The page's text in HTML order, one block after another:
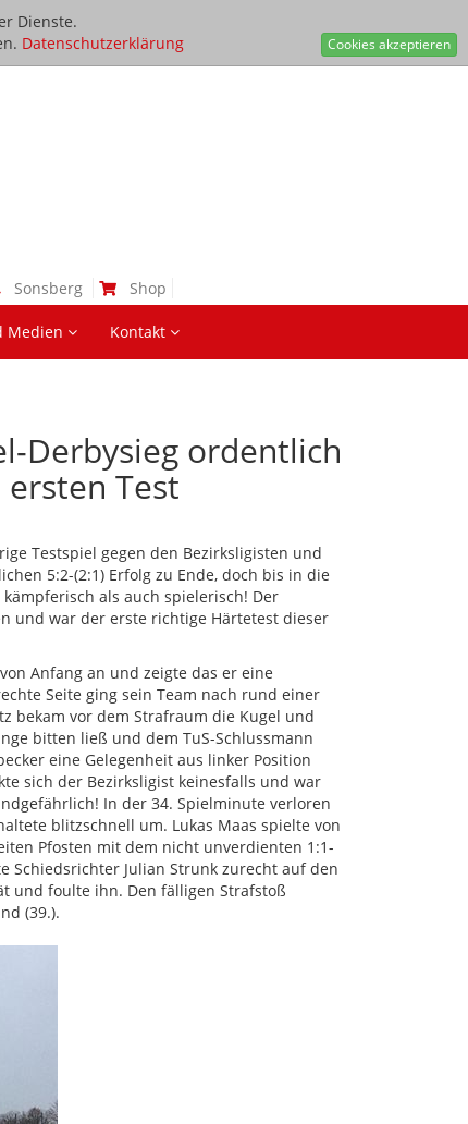
Dienste.
Datenschutzerklärung Cookies akzeptieren
Sonsberg Shop
Medien Kontakt
Derbysieg ordentlich
Test
Testspiel gegen den Bezirksligisten und
5:2-(2:1) Erfolg zu Ende, doch bis in die
als auch spielerisch! Der
und war der erste richtige Härtetest dieser
Anfang an und zeigte das er eine
Seite ging sein Team nach rund einer
bekam vor dem Strafraum die Kugel und
bitten ließ und dem TuS-Schlussmann
eine Gelegenheit aus linker Position
sich der Bezirksligist keinesfalls und war
In der 34. Spielminute verloren
blitzschnell um. Lukas Maas spielte von
Pfosten mit dem nicht unverdienten 1:1-
Julian Strunk zurecht auf den
und foulte ihn. Den fälligen Strafstoß
(39.).